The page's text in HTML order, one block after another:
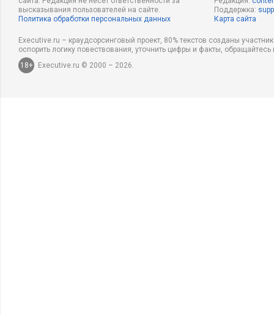
высказывания пользователей на сайте.
Политика обработки персональных данных
Поддержка:
Карта сайта
Executive.ru – краудсорсинговый проект, 80% текстов созданы
оспорить логику повествования, уточнить цифры и факты,
18+
Executive.ru © 2000 – 2026.